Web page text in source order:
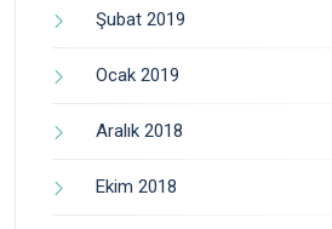
Şubat 2019
Ocak 2019
Aralık 2018
Ekim 2018